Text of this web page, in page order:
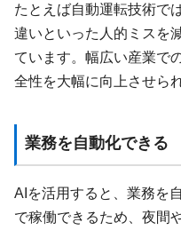
たとえば自動運転技術で
違いといった人的ミスを
ています。幅広い産業で
全性を大幅に向上させら
業務を自動化できる
AIを活用すると、業務を
で稼働できるため、夜間